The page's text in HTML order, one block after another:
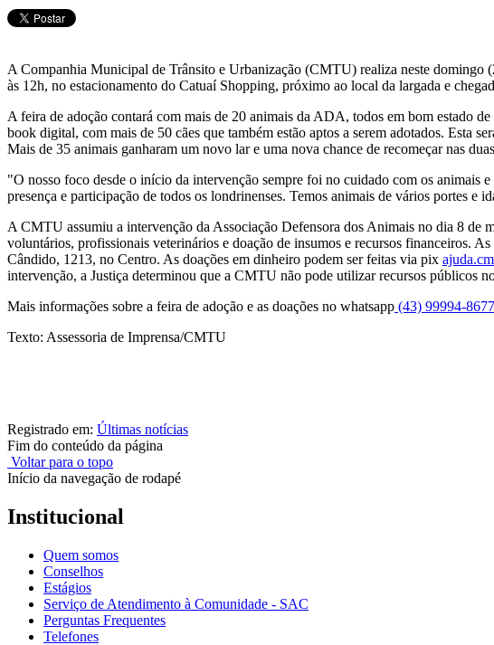
A Companhia Municipal de Trânsito e Urbanização (CMTU) realiza neste domingo
às 12h, no estacionamento do Catuaí Shopping, próximo ao local da largada e
A feira de adoção contará com mais de 20 animais da ADA, todos em bom estado
book digital, com mais de 50 cães que também estão aptos a serem adotados. Esta
Mais de 35 animais ganharam um novo lar e uma nova chance de recomeçar nas
"O nosso foco desde o início da intervenção sempre foi no cuidado com os animais
presença e participação de todos os londrinenses. Temos animais de vários portes
A CMTU assumiu a intervenção da Associação Defensora dos Animais no dia 8 de
voluntários, profissionais veterinários e doação de insumos e recursos financeiros.
Cândido, 1213, no Centro. As doações em dinheiro podem ser feitas via pix
intervenção, a Justiça determinou que a CMTU não pode utilizar recursos públicos
Mais informações sobre a feira de adoção e as doações no whatsapp (43) 99994-
Texto: Assessoria de Imprensa/CMTU
Registrado em: Últimas notícias
Fim do conteúdo da página
Voltar para o topo
Início da navegação de rodapé
Institucional
Quem somos
Conselhos
Estágios
Serviço de Atendimento à Comunidade - SAC
Perguntas Frequentes
Telefones